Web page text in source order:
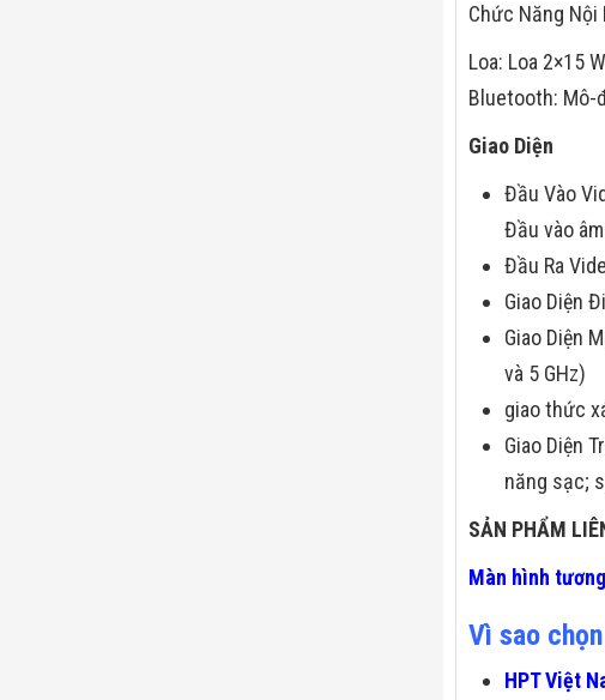
Chức Năng Nội
Loa: Loa 2×15
Bluetooth: Mô-
Giao Diện
Đầu Vào
Đầu vào
Đầu Ra
Giao Diện
Giao Diện
và 5 GHz)
giao thức
Giao Diện
năng sạc;
SẢN PHẨM
Màn hình
Vì sao
HPT Việt